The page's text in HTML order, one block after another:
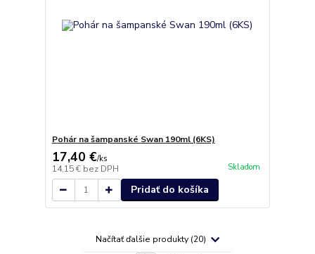
Pohár na šampanské Swan 190ml (6KS)
17,40 €/ks
14,15 € bez DPH Skladom
Pridať do košíka
Načítať ďalšie produkty (20)